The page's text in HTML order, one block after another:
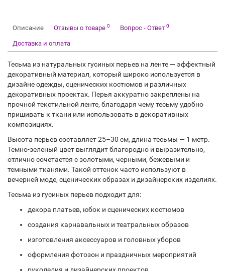
Описание Отзывы о товаре 0 Вопрос - Ответ 0
Доставка и оплата
Тесьма из натуральных гусиных перьев на ленте — эффектный
декоративный материал, который широко используется в
дизайне одежды, сценических костюмов и различных
декоративных проектах. Перья аккуратно закреплены на
прочной текстильной ленте, благодаря чему тесьму удобно
пришивать к ткани или использовать в декоративных
композициях.
Высота перьев составляет 25–30 см, длина тесьмы — 1 метр.
Темно-зеленый цвет выглядит благородно и выразительно,
отлично сочетается с золотыми, черными, бежевыми и
темными тканями. Такой оттенок часто используют в
вечерней моде, сценических образах и дизайнерских изделиях.
Тесьма из гусиных перьев подходит для:
декора платьев, юбок и сценических костюмов
создания карнавальных и театральных образов
изготовления аксессуаров и головных уборов
оформления фотозон и праздничных мероприятий